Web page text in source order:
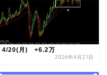
4/20(月) +6.2万
2026年4月21日